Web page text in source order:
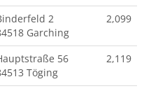
2
Garching
2,099
56
Töging
2,119